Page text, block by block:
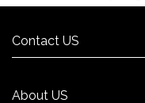
Contact US
About US